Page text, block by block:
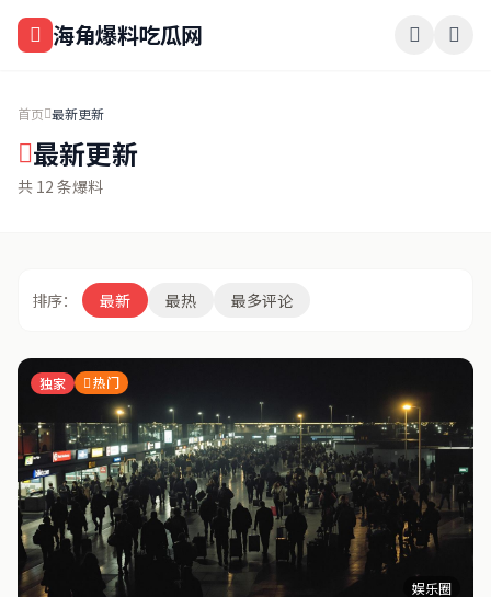
跳过导航
海角爆料吃瓜网
首页 最新更新
最新更新
共 12 条爆料
排序： 最新 最热 最多评论
独家 热门
娱乐圈